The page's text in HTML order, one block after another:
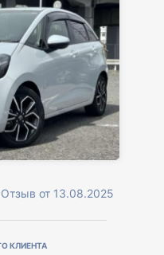
от 13.08.2025
КЛИЕНТА